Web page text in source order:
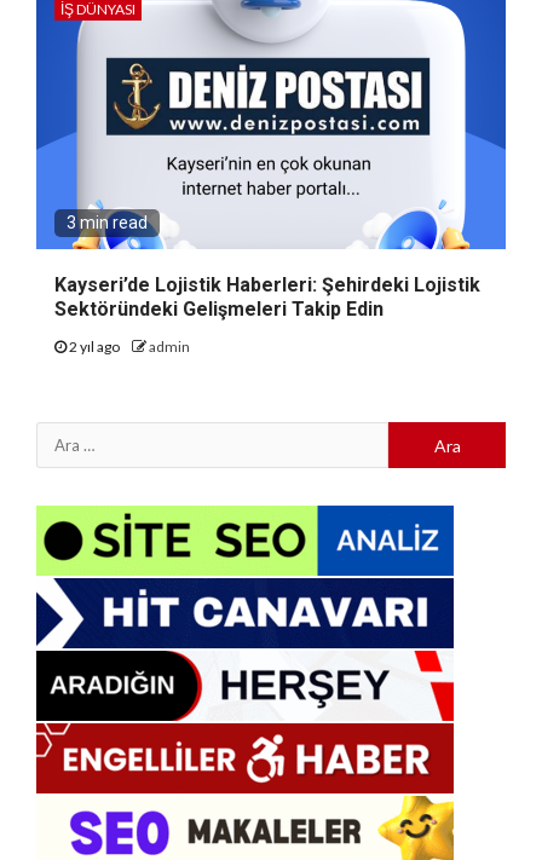
İŞ DÜNYASI
3 min read
Kayseri’de Lojistik Haberleri: Şehirdeki Lojistik
Sektöründeki Gelişmeleri Takip Edin
2 yıl ago admin
Arama: